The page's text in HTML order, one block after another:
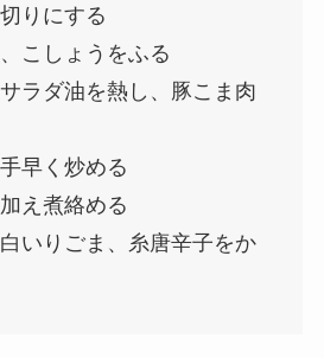
りにする
こしょうをふる
ラダ油を熱し、豚こま肉
早く炒める
え煮絡める
いりごま、糸唐辛子をか